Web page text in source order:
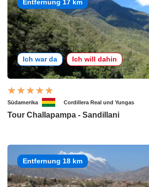
Entfernung 17 km
Ich war da Ich will dahin
Südamerika Cordillera Real und Yungas
Tour Challapampa - Sandillani
Entfernung 18 km